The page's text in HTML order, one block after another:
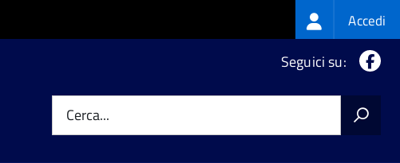
Login
menu
Accedi
Seguici su:
Cerca...